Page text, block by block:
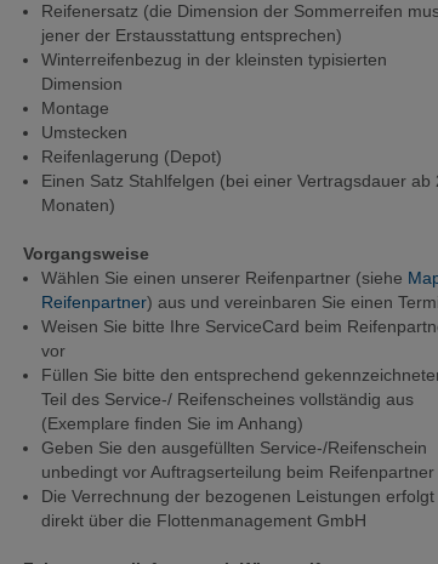
Reifenersatz (die Dimension der Sommerreifen
jener der Erstausstattung entsprechen)
Winterreifenbezug in der kleinsten typisierten
Dimension
Montage
Umstecken
Reifenlagerung (Depot)
Einen Satz Stahlfelgen (bei einer Vertragsdauer ab
Monaten)
Vorgangsweise
Wählen Sie einen unserer Reifenpartner (siehe
Reifenpartner) aus und vereinbaren Sie einen
Weisen Sie bitte Ihre ServiceCard beim
vor
Füllen Sie bitte den entsprechend
Teil des Service-/ Reifenscheines vollständig aus
(Exemplare finden Sie im Anhang)
Geben Sie den ausgefüllten Service-/Reifenschein
unbedingt vor Auftragserteilung beim Reifenpartner
Die Verrechnung der bezogenen Leistungen erfolgt
direkt über die Flottenmanagement GmbH